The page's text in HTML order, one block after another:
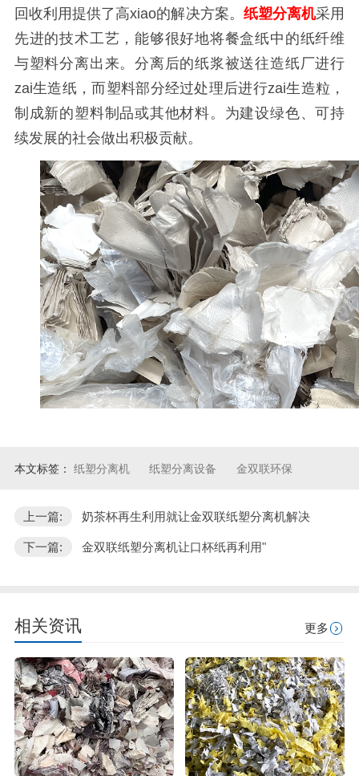
回收利用提供了高xiao的解决方案。 纸塑分离机采用
先进的技术工艺，能够很好地将餐盒纸中的纸纤维
与塑料分离出来。分离后的纸浆被送往造纸厂进行
zai生造纸，而塑料部分经过处理后进行zai生造粒，
制成新的塑料制品或其他材料。为建设绿色、可持
续发展的社会做出积极贡献。
本文标签： 纸塑分离机 纸塑分离设备 金双联环保
上一篇: 奶茶杯再生利用就让金双联纸塑分离机解决
下一篇: 金双联纸塑分离机让口杯纸再利用"
相关资讯 更多